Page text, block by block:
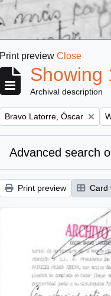
Print preview Close
Showing
Archival description
Remove filter:
Bravo Latorre, Óscar
Advanced search
Print preview Card